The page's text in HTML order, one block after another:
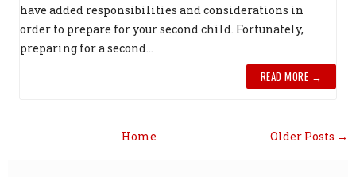
have added responsibilities and considerations in
order to prepare for your second child. Fortunately,
preparing for a second...
READ MORE →
Older Posts →
Home